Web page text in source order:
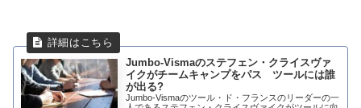
Jumbo-Vismaのステフェン・クライスヴァ
イクがチームキャンプをパス ツールには誰
が出る?
Jumbo-Vismaのツール・ド・フランスのリーダーの一